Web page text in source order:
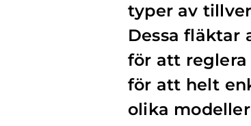
typer av
Dessa fläktar
för att reglera
för att helt
olika